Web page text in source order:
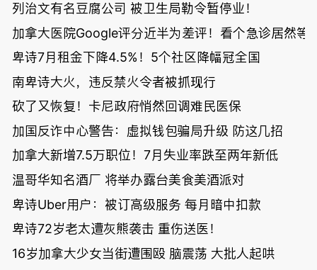
列治文有名豆腐公司 被卫生局勒令暂停业！
加拿大医院Google评分近半为差评！看个急诊居然等
卑诗7月租金下降4.5%！5个社区降幅冠全国
南卑诗大火，违反禁火令者被抓现行
砍了又恢复！卡尼政府悄然回调难民医保
加国反诈中心警告：虚拟钱包骗局升级 防这几招
加拿大新增7.5万职位！7月失业率跌至两年新低
温哥华知名酒厂 将举办露台美食美酒派对
卑诗Uber用户：被订高级服务 每月暗中扣款
卑诗72岁老太遭灰熊袭击 重伤送医！
16岁加拿大少女当街遭围殴 脑震荡 大批人起哄